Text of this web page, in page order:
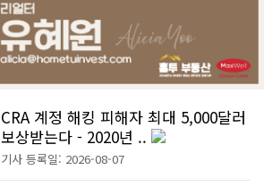
CRA 계정 해킹 피해자 최대 5,000달러
보상받는다 - 2020년 ..
기사 등록일: 2026-08-07